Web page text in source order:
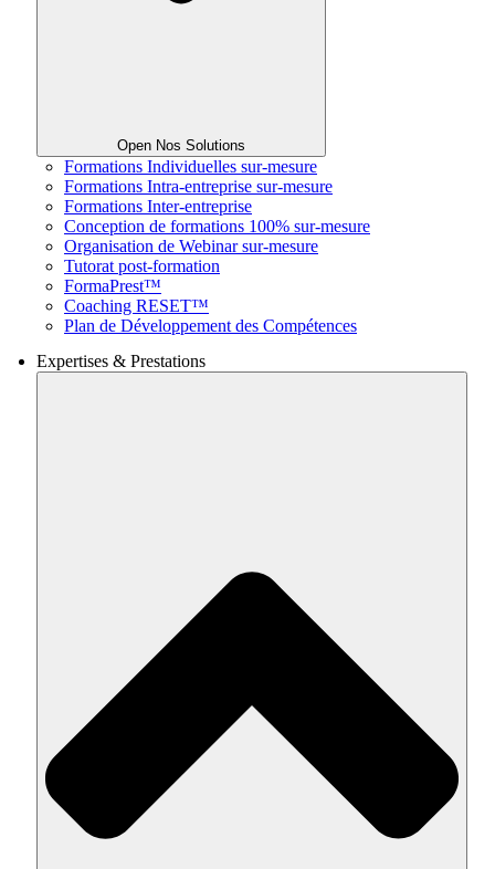
Open Nos Solutions
Formations Individuelles sur-mesure
Formations Intra-entreprise sur-mesure
Formations Inter-entreprise
Conception de formations 100% sur-mesure
Organisation de Webinar sur-mesure
Tutorat post-formation
FormaPrest™
Coaching RESET™
Plan de Développement des Compétences
Expertises & Prestations